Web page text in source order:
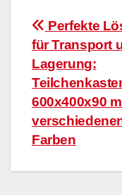
Perfekte
für Transport
Lagerung:
600x400x90
Farben